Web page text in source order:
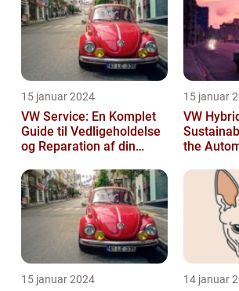
15 januar 2024
VW Service: En Komplet
Guide til Vedligeholdelse
og Reparation af din
15 januar
VW
the
15 januar 2024 14 januar